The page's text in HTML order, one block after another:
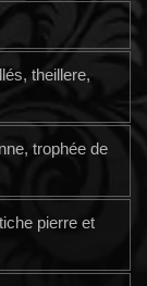
theillere,
trophée de
pierre et